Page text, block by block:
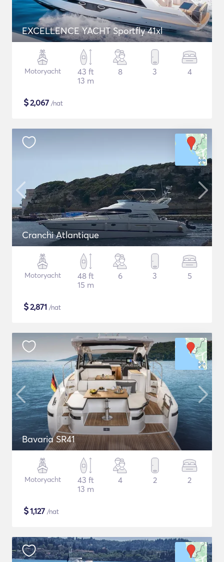
EXCELLENCE YACHT Sportfly 41xl
Motoryacht
43 ft
13 m
8 3 4
$2,067 /nat
Cranchi Atlantique
Motoryacht
48 ft
15 m
6 3 5
$2,871 /nat
Bavaria SR41
Motoryacht
43 ft
13 m
4 2 2
$1,127 /nat